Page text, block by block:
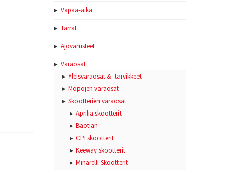
Vapaa-aika
Tarrat
Ajovarusteet
Varaosat
Yleisvaraosat & -tarvikkeet
Mopojen varaosat
Skootterien varaosat
Aprilia skootterit
Baotian
CPI skootterit
Keeway skootterit
Minarelli Skootterit